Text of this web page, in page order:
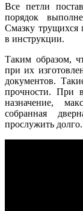
Все петли
порядок
Смазку трущихся
в инструкции.
Таким образом,
при их
документов.
прочности. При
назначение,
собранная
прослужить долго.